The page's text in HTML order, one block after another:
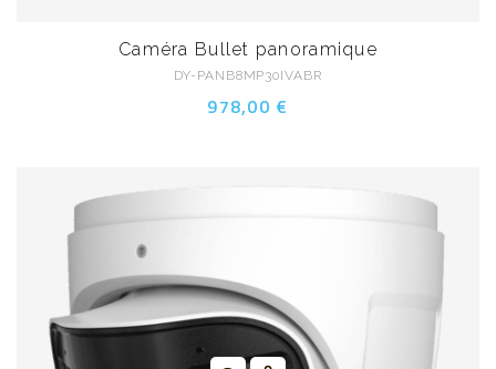
Caméra Bullet panoramique
DY-PANB8MP30IVABR
978,00 €